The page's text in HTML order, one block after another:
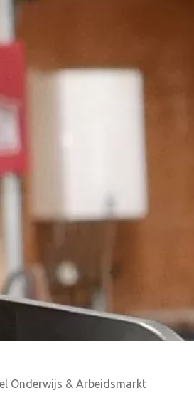
Onderwijs & Arbeidsmarkt